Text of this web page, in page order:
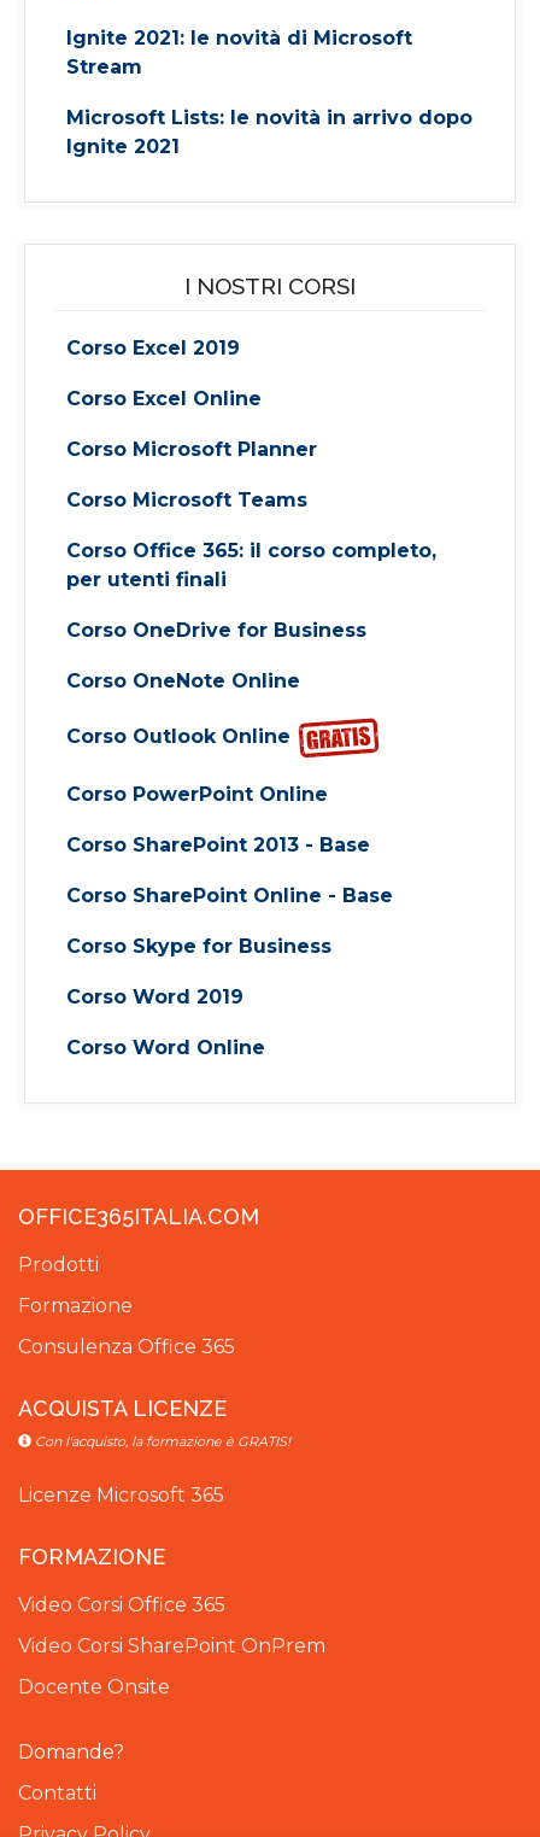
Ignite 2021: le novità di Microsoft
Stream
Microsoft Lists: le novità in arrivo dopo
Ignite 2021
I NOSTRI CORSI
Corso Excel 2019
Corso Excel Online
Corso Microsoft Planner
Corso Microsoft Teams
Corso Office 365: il corso completo,
per utenti finali
Corso OneDrive for Business
Corso OneNote Online
Corso Outlook Online
Corso PowerPoint Online
Corso SharePoint 2013 - Base
Corso SharePoint Online - Base
Corso Skype for Business
Corso Word 2019
Corso Word Online
OFFICE365ITALIA.COM
Prodotti
Formazione
Consulenza Office 365
ACQUISTA LICENZE
Con l'acquisto, la formazione è GRATIS!
Licenze Microsoft 365
FORMAZIONE
Video Corsi Office 365
Video Corsi SharePoint OnPrem
Docente Onsite
Domande?
Contatti